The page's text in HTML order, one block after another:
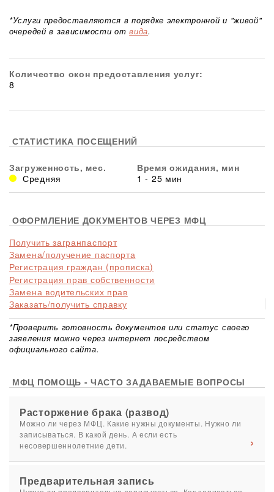
*Услуги предоставляются в порядке электронной и "живой"
очередей в зависимости отвида.
Количество окон предоставления услуг:
8
СТАТИСТИКА ПОСЕЩЕНИЙ
Загруженность, мес.
Средняя
Время ожидания, мин
1 - 25 мин
ОФОРМЛЕНИЕ ДОКУМЕНТОВ ЧЕРЕЗ МФЦ
Получить загранпаспорт
Замена/получение паспорта
Регистрация граждан (прописка)
Регистрация прав собственности
Замена водительских прав
Заказать/получить справку
*Проверить готовность документов или статус своего
заявления можно через интернет посредством
официального сайта.
МФЦ ПОМОЩЬ - ЧАСТО ЗАДАВАЕМЫЕ ВОПРОСЫ
Расторжение брака (развод)
Можно ли через МФЦ. Какие нужны документы. Нужно ли
записываться. В какой день. А если есть
несовершеннолетние дети.
Предварительная запись